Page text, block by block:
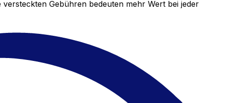
Gebühren bedeuten mehr Wert bei jeder